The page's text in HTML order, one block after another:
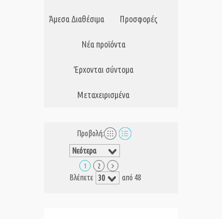
Άμεσα Διαθέσιμα Προσφορές
Νέα προϊόντα
Έρχονται σύντομα
Μεταχειρισμένα
Προβολή:
1 2
Βλέπετε από 48